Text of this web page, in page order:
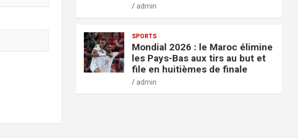
admin
SPORTS
Mondial 2026 : le Maroc élimine
les Pays-Bas aux tirs au but et
file en huitièmes de finale
admin